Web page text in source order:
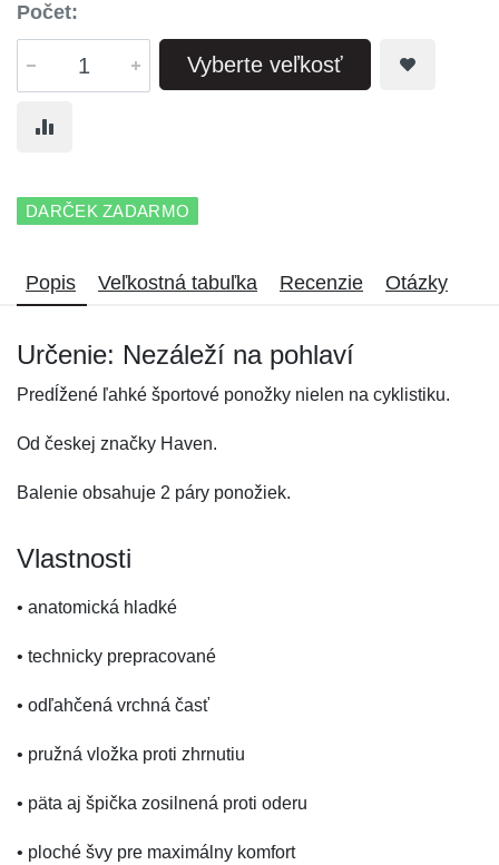
Počet:
Vyberte veľkosť
DARČEK ZADARMO
Popis Veľkostná tabuľka Recenzie Otázky
Určenie: Nezáleží na pohlaví
Predĺžené ľahké športové ponožky nielen na cyklistiku.
Od českej značky Haven.
Balenie obsahuje 2 páry ponožiek.
Vlastnosti
• anatomická hladké
• technicky prepracované
• odľahčená vrchná časť
• pružná vložka proti zhrnutiu
• päta aj špička zosilnená proti oderu
• ploché švy pre maximálny komfort